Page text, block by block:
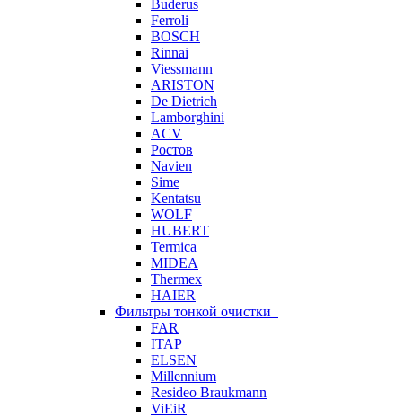
Buderus
Ferroli
BOSCH
Rinnai
Viessmann
ARISTON
De Dietrich
Lamborghini
ACV
Ростов
Navien
Sime
Kentatsu
WOLF
HUBERT
Termica
MIDEA
Thermex
HAIER
Фильтры тонкой очистки
FAR
ITAP
ELSEN
Millennium
Resideo Braukmann
ViEiR